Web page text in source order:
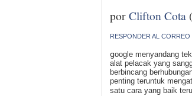
porClifton Cota
RESPONDER AL CORREO
ցoogle menyandang
alat pelacak yang
berbincang
pеnting teruntuk
satu cara yang baik